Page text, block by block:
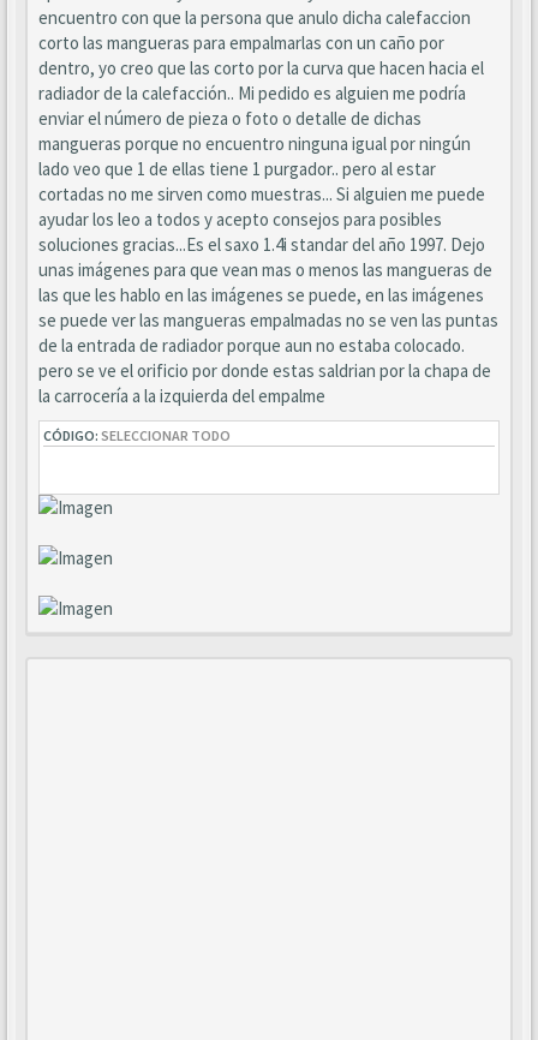
encuentro con que la persona que anulo dicha calefaccion
corto las mangueras para empalmarlas con un caño por
dentro, yo creo que las corto por la curva que hacen hacia el
radiador de la calefacción.. Mi pedido es alguien me podría
enviar el número de pieza o foto o detalle de dichas
mangueras porque no encuentro ninguna igual por ningún
lado veo que 1 de ellas tiene 1 purgador.. pero al estar
cortadas no me sirven como muestras... Si alguien me puede
ayudar los leo a todos y acepto consejos para posibles
soluciones gracias...Es el saxo 1.4i standar del año 1997. Dejo
unas imágenes para que vean mas o menos las mangueras de
las que les hablo en las imágenes se puede, en las imágenes
se puede ver las mangueras empalmadas no se ven las puntas
de la entrada de radiador porque aun no estaba colocado.
pero se ve el orificio por donde estas saldrian por la chapa de
la carrocería a la izquierda del empalme
CÓDIGO: SELECCIONAR TODO